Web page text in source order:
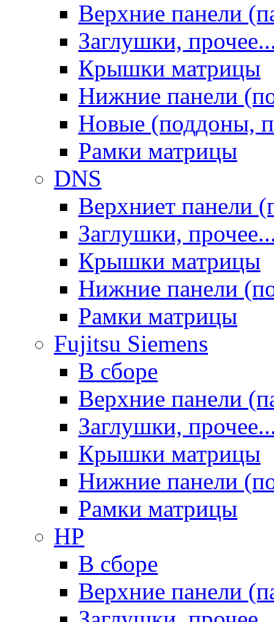
Верхние панели
Заглушки,
Крышки матрицы
Нижние панели
Новые (поддоны,
Рамки матрицы
DNS
Верхниет панели
Заглушки,
Крышки матрицы
Нижние панели
Рамки матрицы
Fujitsu Siemens
В сборе
Верхние панели
Заглушки,
Крышки матрицы
Нижние панели
Рамки матрицы
HP
В сборе
Верхние панели